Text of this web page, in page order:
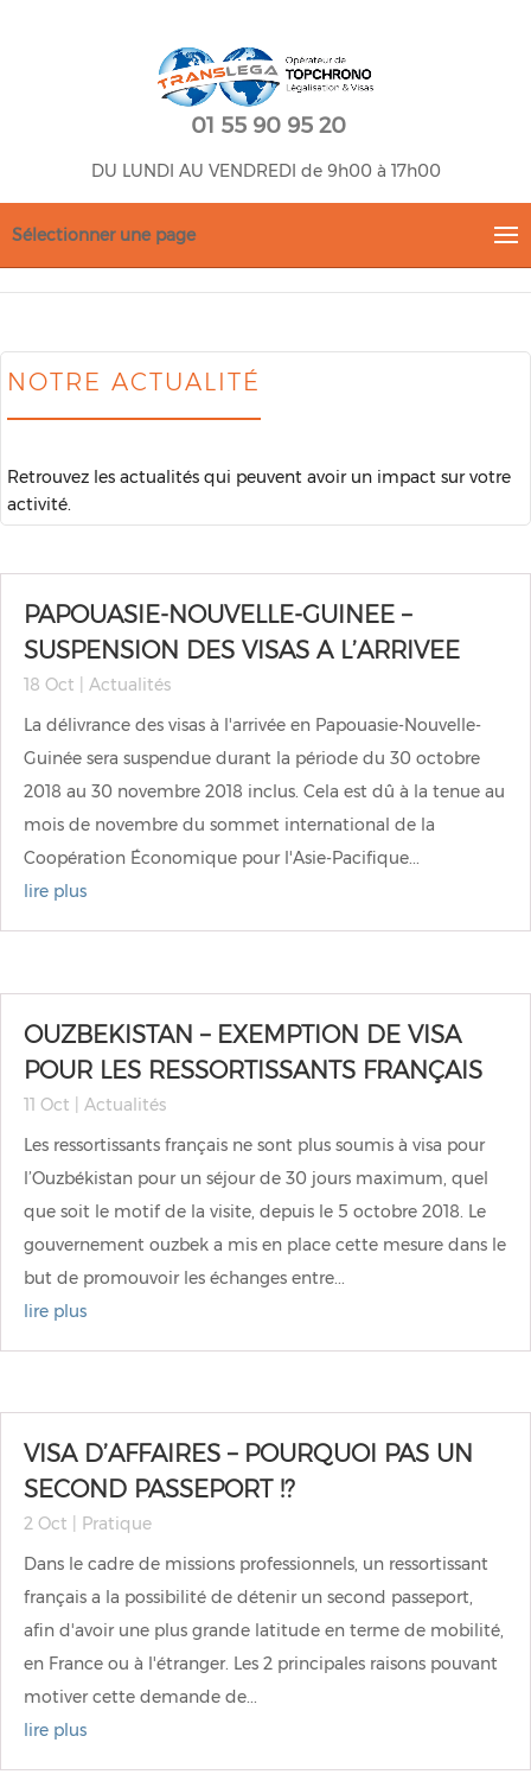
01 55 90 95 20
DU LUNDI AU VENDREDI de 9h00 à 17h00
Sélectionner une page
NOTRE ACTUALITÉ
Retrouvez les actualités qui peuvent avoir un impact sur votre
activité.
PAPOUASIE-NOUVELLE-GUINEE –
SUSPENSION DES VISAS A L’ARRIVEE
18 Oct
Actualités
La délivrance des visas à l'arrivée en Papouasie-Nouvelle-
Guinée sera suspendue durant la période du 30 octobre
2018 au 30 novembre 2018 inclus. Cela est dû à la tenue au
mois de novembre du sommet international de la
Coopération Économique pour l'Asie-Pacifique...
lire plus
OUZBEKISTAN – EXEMPTION DE VISA
POUR LES RESSORTISSANTS FRANÇAIS
11 Oct
Actualités
Les ressortissants français ne sont plus soumis à visa pour
l’Ouzbékistan pour un séjour de 30 jours maximum, quel
que soit le motif de la visite, depuis le 5 octobre 2018. Le
gouvernement ouzbek a mis en place cette mesure dans le
but de promouvoir les échanges entre...
lire plus
VISA D’AFFAIRES – POURQUOI PAS UN
SECOND PASSEPORT !?
2 Oct
Pratique
Dans le cadre de missions professionnels, un ressortissant
français a la possibilité de détenir un second passeport,
afin d'avoir une plus grande latitude en terme de mobilité,
en France ou à l'étranger. Les 2 principales raisons pouvant
motiver cette demande de...
lire plus